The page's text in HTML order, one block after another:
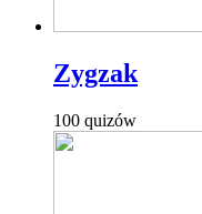
Zygzak
100 quizów